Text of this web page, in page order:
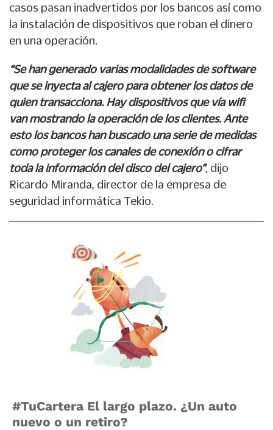
casos pasan inadvertidos por los bancos así como
la instalación de dispositivos que roban el dinero
en una operación.
“Se han generado varias modalidades de software
que se inyecta al cajero para obtener los datos de
quien transacciona. Hay dispositivos que vía wifi
van mostrando la operación de los clientes. Ante
esto los bancos han buscado una serie de medidas
como proteger los canales de conexión o cifrar
toda la información del disco del cajero”, dijo
Ricardo Miranda, director de la empresa de
seguridad informática Tekio.
#TuCartera El largo plazo. ¿Un auto
nuevo o un retiro?